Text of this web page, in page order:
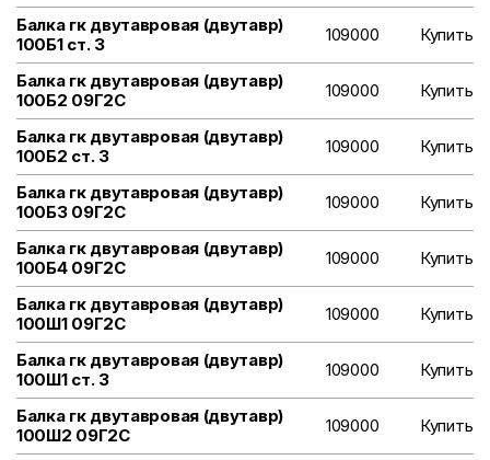
Балка гк двутавровая (двутавр)
100Б1 ст. 3
109000 Купить
Балка гк двутавровая (двутавр)
100Б2 09Г2С
109000 Купить
Балка гк двутавровая (двутавр)
100Б2 ст. 3
109000 Купить
Балка гк двутавровая (двутавр)
100Б3 09Г2С
109000 Купить
Балка гк двутавровая (двутавр)
100Б4 09Г2С
109000 Купить
Балка гк двутавровая (двутавр)
100Ш1 09Г2С
109000 Купить
Балка гк двутавровая (двутавр)
100Ш1 ст. 3
109000 Купить
Балка гк двутавровая (двутавр)
100Ш2 09Г2С
109000 Купить